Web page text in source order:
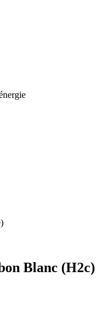
Blanc (H2c)